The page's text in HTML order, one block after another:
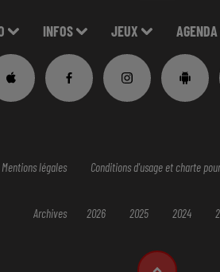
INFOS JEUX AGENDA
Mentions légales Conditions d'usage et charte
Archives 2026 2025 2024